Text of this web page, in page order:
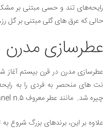
رایحه‌های تند و حسی مبتنی بر
حالی که عرق های گلی مبتنی بر گل
عطرسازی مدرن
عطرسازی مدرن در قرن بیستم
نت های منحصر به فردی را به
چیره شد. مانند عطر معروف Chanel n.5.
علاوه بر این، برندهای بزرگ شروع